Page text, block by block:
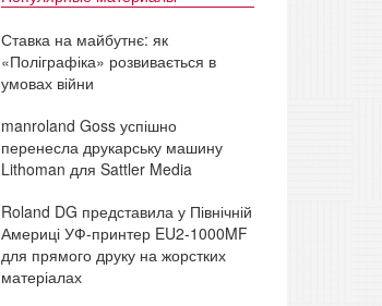
Ставка на майбутнє: як
«Поліграфіка» розвивається в
умовах війни
manroland Goss успішно
перенесла друкарську машину
Lithoman для Sattler Media
Roland DG представила у Північній
Америці УФ-принтер EU2-1000MF
для прямого друку на жорстких
матеріалах